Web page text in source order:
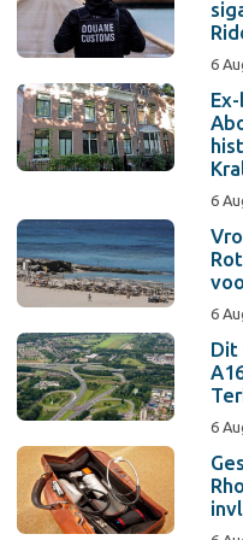
6
6
6
Dit
6